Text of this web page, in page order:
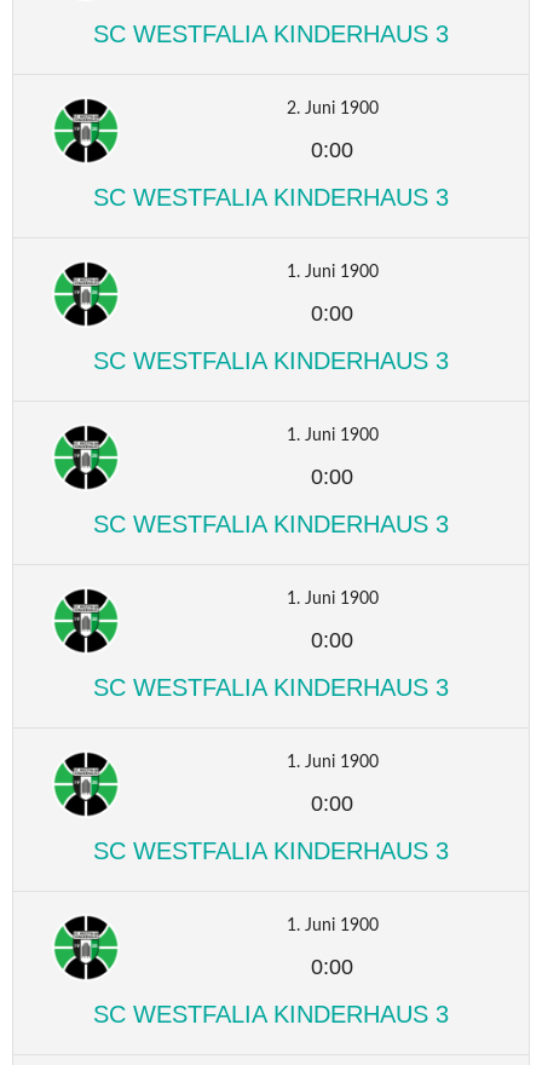
SC WESTFALIA KINDERHAUS 3
2. Juni 1900
0:00
SC WESTFALIA KINDERHAUS 3
1. Juni 1900
0:00
SC WESTFALIA KINDERHAUS 3
1. Juni 1900
0:00
SC WESTFALIA KINDERHAUS 3
1. Juni 1900
0:00
SC WESTFALIA KINDERHAUS 3
1. Juni 1900
0:00
SC WESTFALIA KINDERHAUS 3
1. Juni 1900
0:00
SC WESTFALIA KINDERHAUS 3